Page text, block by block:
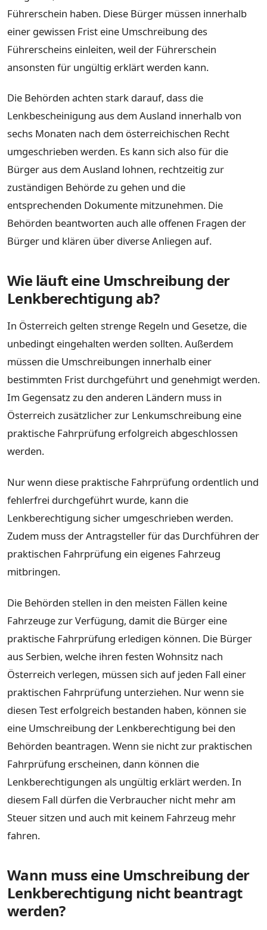
Führerschein haben. Diese Bürger müssen innerhalb
einer gewissen Frist eine Umschreibung des
Führerscheins einleiten, weil der Führerschein
ansonsten für ungültig erklärt werden kann.
Die Behörden achten stark darauf, dass die
Lenkbescheinigung aus dem Ausland innerhalb von
sechs Monaten nach dem österreichischen Recht
umgeschrieben werden. Es kann sich also für die
Bürger aus dem Ausland lohnen, rechtzeitig zur
zuständigen Behörde zu gehen und die
entsprechenden Dokumente mitzunehmen. Die
Behörden beantworten auch alle offenen Fragen der
Bürger und klären über diverse Anliegen auf.
Wie läuft eine Umschreibung der
Lenkberechtigung ab?
In Österreich gelten strenge Regeln und Gesetze, die
unbedingt eingehalten werden sollten. Außerdem
müssen die Umschreibungen innerhalb einer
bestimmten Frist durchgeführt und genehmigt werden.
Im Gegensatz zu den anderen Ländern muss in
Österreich zusätzlicher zur Lenkumschreibung eine
praktische Fahrprüfung erfolgreich abgeschlossen
werden.
Nur wenn diese praktische Fahrprüfung ordentlich und
fehlerfrei durchgeführt wurde, kann die
Lenkberechtigung sicher umgeschrieben werden.
Zudem muss der Antragsteller für das Durchführen der
praktischen Fahrprüfung ein eigenes Fahrzeug
mitbringen.
Die Behörden stellen in den meisten Fällen keine
Fahrzeuge zur Verfügung, damit die Bürger eine
praktische Fahrprüfung erledigen können. Die Bürger
aus Serbien, welche ihren festen Wohnsitz nach
Österreich verlegen, müssen sich auf jeden Fall einer
praktischen Fahrprüfung unterziehen. Nur wenn sie
diesen Test erfolgreich bestanden haben, können sie
eine Umschreibung der Lenkberechtigung bei den
Behörden beantragen. Wenn sie nicht zur praktischen
Fahrprüfung erscheinen, dann können die
Lenkberechtigungen als ungültig erklärt werden. In
diesem Fall dürfen die Verbraucher nicht mehr am
Steuer sitzen und auch mit keinem Fahrzeug mehr
fahren.
Wann muss eine Umschreibung der
Lenkberechtigung nicht beantragt
werden?